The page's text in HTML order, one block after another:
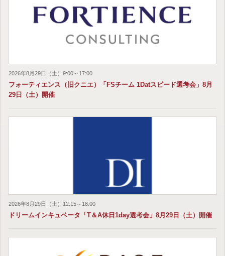
2026年8月29日（土）9:00～17:00
フォーティエンス（旧クニエ）「FSチーム 1Datスピード選考会」8月
29日（土）開催
2026年8月29日（土）12:15～18:00
ドリームインキュベータ「T＆A休日1day選考会」8月29日（土）開催